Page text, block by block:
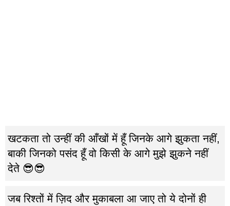
खटकता तो उन्हीं की आँखों में हूँ जिनके आगे झुकता नहीं,
बाकी जिनको पसंद हूँ वो किसी के आगे मुझे झुकने नहीं
देते 😎😎
जब रिश्तों में ज़िद और मुकाबला आ जाए तो ये दोनों ही